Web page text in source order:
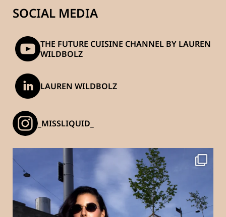
SOCIAL MEDIA
THE FUTURE CUISINE CHANNEL BY LAUREN
WILDBOLZ
LAUREN WILDBOLZ
_MISSLIQUID_